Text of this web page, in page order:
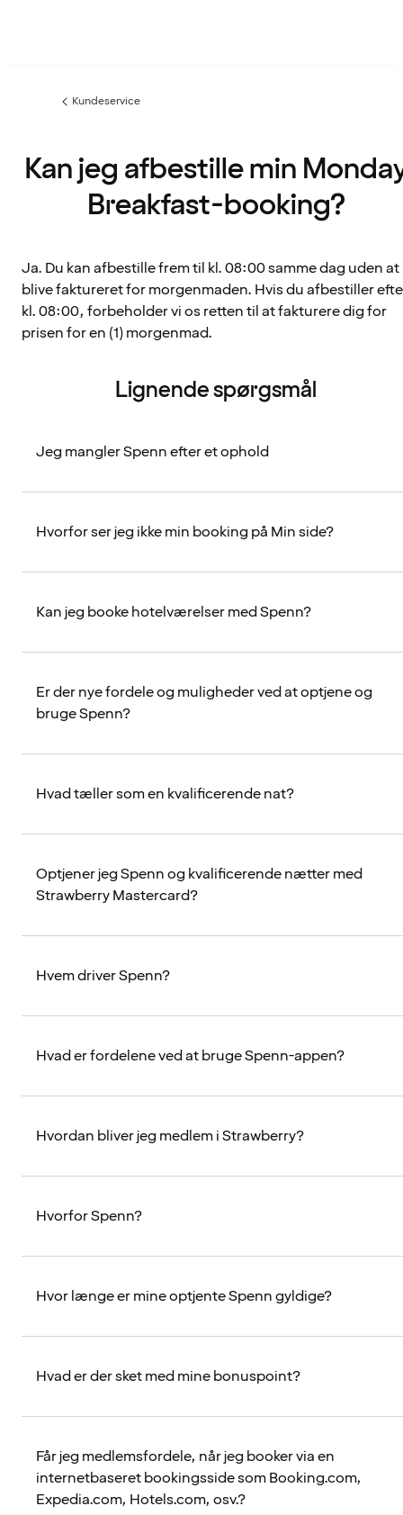
Forrige
Kundeservice
Kan jeg afbestille min
Breakfast-booking?
Ja. Du kan afbestille frem til kl. 08:00 samme dag uden at
blive faktureret for morgenmaden. Hvis du afbestiller
kl. 08:00, forbeholder vi os retten til at fakturere dig for
prisen for en (1) morgenmad.
Lignende spørgsmål
Jeg mangler Spenn efter et ophold
Hvorfor ser jeg ikke min booking på Min side?
Kan jeg booke hotelværelser med Spenn?
Er der nye fordele og muligheder ved at optjene og
bruge Spenn?
Hvad tæller som en kvalificerende nat?
Optjener jeg Spenn og kvalificerende nætter med
Strawberry Mastercard?
Hvem driver Spenn?
Hvad er fordelene ved at bruge Spenn-appen?
Hvordan bliver jeg medlem i Strawberry?
Hvorfor Spenn?
Hvor længe er mine optjente Spenn gyldige?
Hvad er der sket med mine bonuspoint?
Får jeg medlemsfordele, når jeg booker via en
internetbaseret bookingsside som Booking.com,
Expedia.com, Hotels.com, osv.?